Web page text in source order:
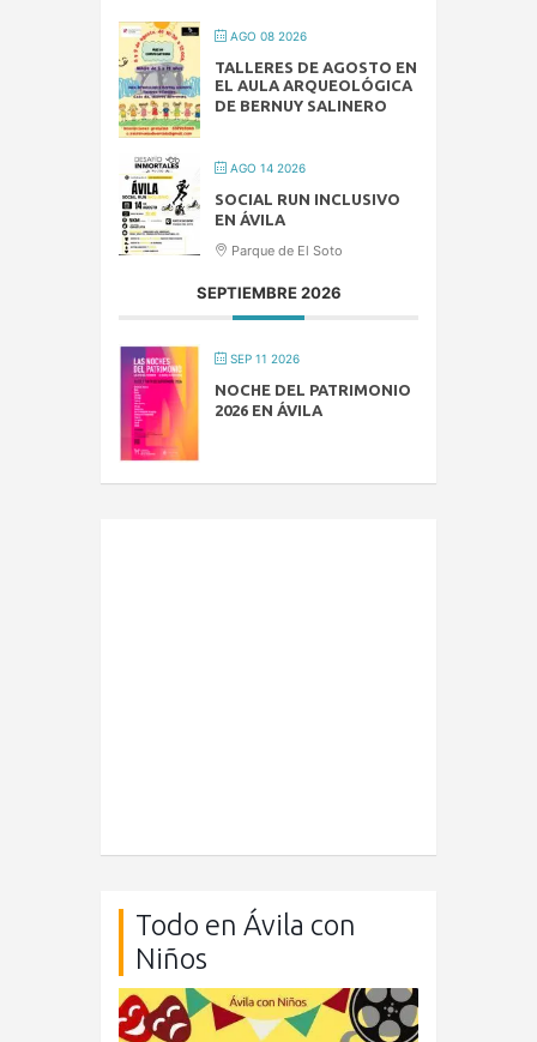
AGO 08 2026
TALLERES DE AGOSTO EN
EL AULA ARQUEOLÓGICA
DE BERNUY SALINERO
AGO 14 2026
SOCIAL RUN INCLUSIVO
EN ÁVILA
Parque de El Soto
SEPTIEMBRE 2026
SEP 11 2026
NOCHE DEL PATRIMONIO
2026 EN ÁVILA
Todo en Ávila con
Niños